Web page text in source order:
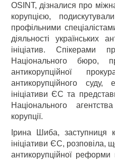
OSINT, дізналися про
корупцією,
профільними
діяльності українських
ініціатив. Спікерами
Національного бюро,
антикорупційної
антикорупційного суду,
ініціативи ЄС та
Національного
корупції.
Ірина Шиба, заступниця
ініціативи ЄС, розповіла,
антикорупційної реформи